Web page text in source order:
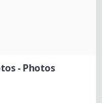
- Photos